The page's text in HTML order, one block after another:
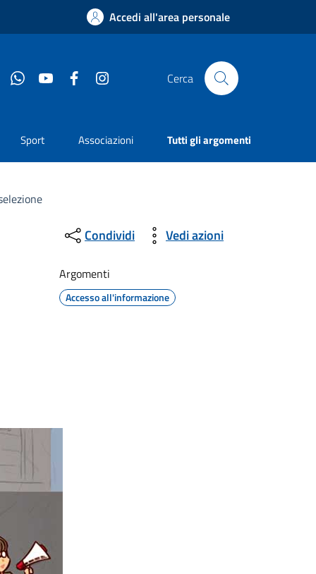
Accedi all'area personale
WhatsappYouTube Facebook Cerca
Sport Associazioni Tutti gli argomenti
Condividi Vedi azioni
Argomenti
Accesso all'informazione